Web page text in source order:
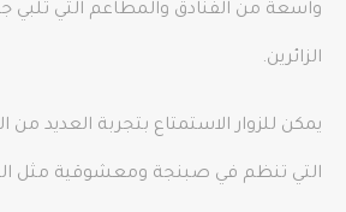
واسعة من الفنادق والمطاعم التي تلبي
الزائرين.
يمكن للزوار الاستمتاع بتجربة العديد من
التي تنظم في صبنجة ومعشوقية مثل